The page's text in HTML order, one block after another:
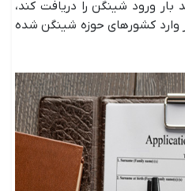
بار ورود شینگن را دریافت کند،
۹۰ روز چند بار وارد کشورهای حوزه شینگن شده